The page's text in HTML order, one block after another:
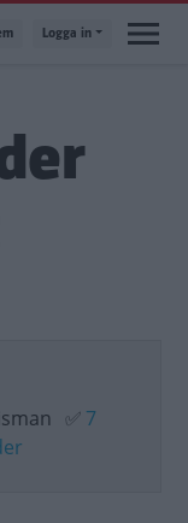
Logga in
✅ 7